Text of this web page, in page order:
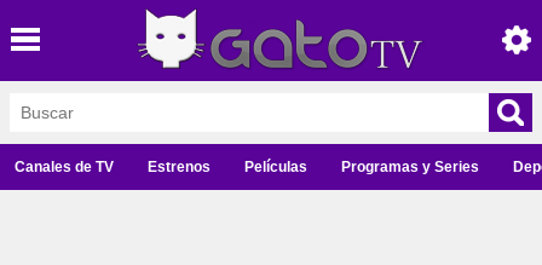
Canales de TV Estrenos Películas Programas y Series